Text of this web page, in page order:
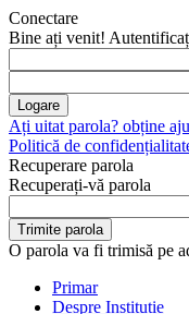
Conectare
Bine ați venit!
Ați uitat parola? obține
Politică de
Recuperare parola
Recuperați-vă parola
O parola va fi trimisă pe
Primar
Despre Instituție